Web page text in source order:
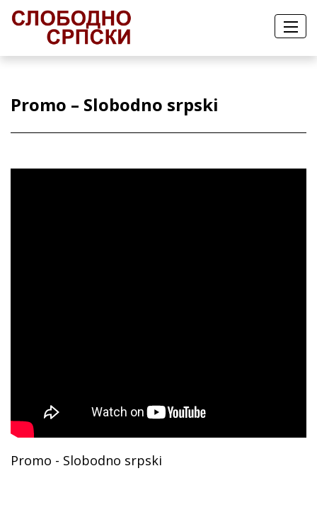
Promo – Slobodno srpski
Promo - Slobodno srpski